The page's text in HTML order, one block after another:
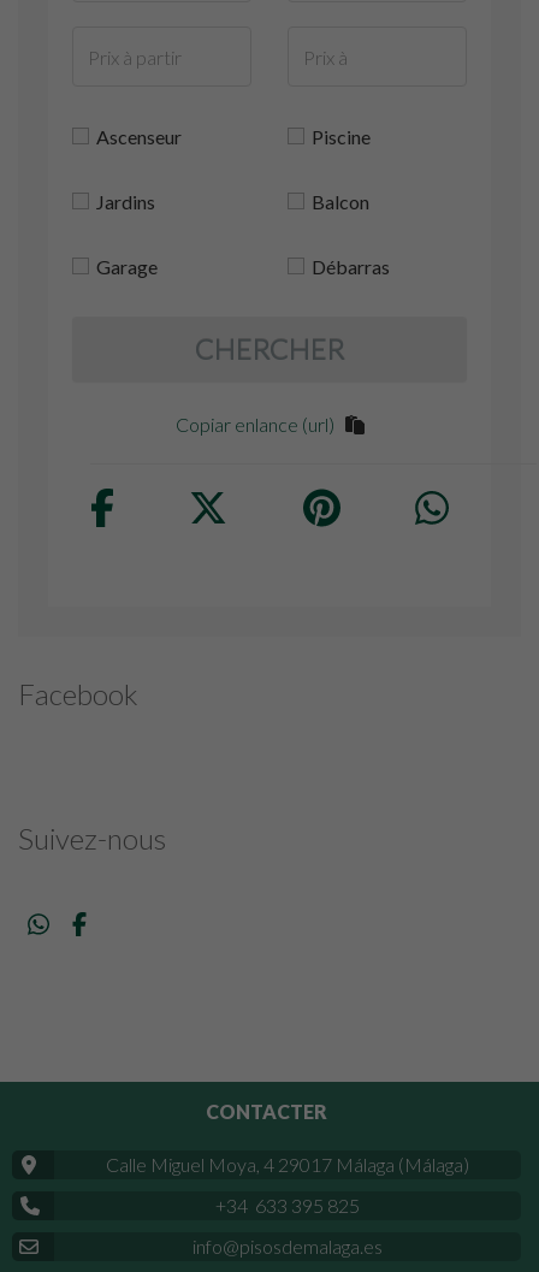
Ascenseur Piscine
Jardins Balcon
Garage Débarras
CHERCHER
Copiar enlance (url)
Facebook
Suivez-nous
CONTACTER
Calle Miguel Moya, 4 29017 Málaga (Málaga)
+34 633 395 825
info@pisosdemalaga.es